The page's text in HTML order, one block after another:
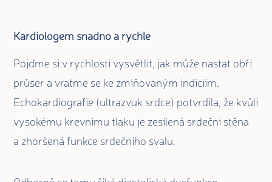
Kardiologem snadno a rychle
Pojďme si v rychlosti vysvětlit, jak může nastat obří
průser a vraťme se ke zmiňovaným indiciím.
Echokardiografie (ultrazvuk srdce) potvrdila, že kvůli
vysokému krevnímu tlaku je zesílená srdeční stěna
a zhoršená funkce srdečního svalu.